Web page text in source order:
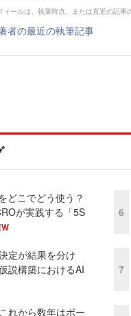
ィールは、執筆時点、または直近の記事
者の最近の執筆記事
どこでどう使う？
が実践する「5S
定が結果を分け
説構築におけるAI
れから数年はボー
6
7